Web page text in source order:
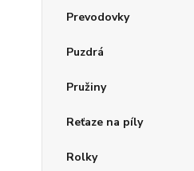
Prevodovky
Puzdrá
Pružiny
Reťaze na píly
Rolky